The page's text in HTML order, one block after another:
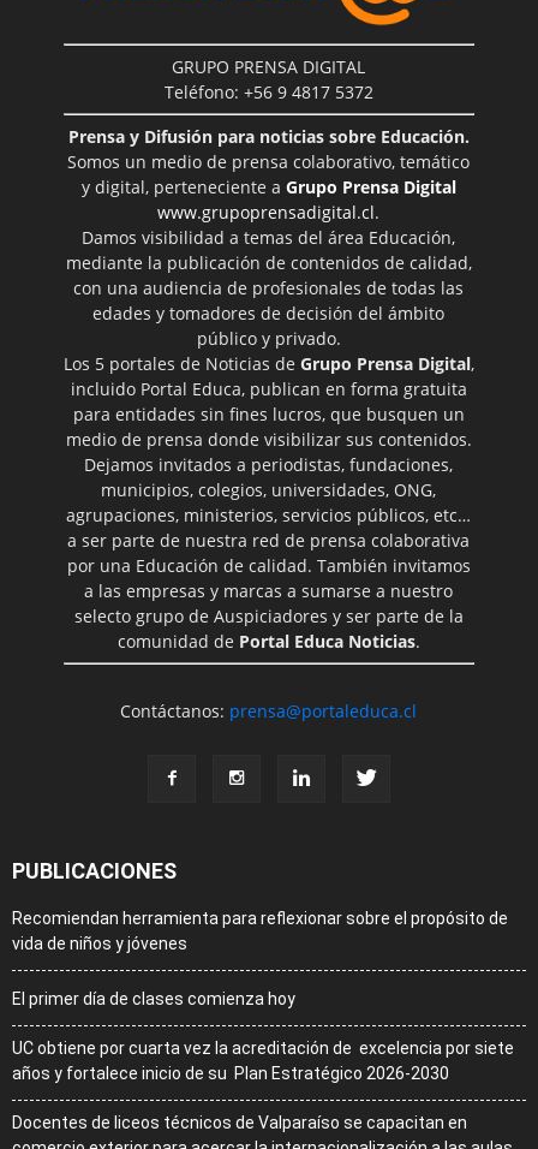
GRUPO PRENSA DIGITAL
Teléfono: +56 9 4817 5372
Prensa y Difusión para noticias sobre Educación.
Somos un medio de prensa colaborativo, temático
y digital, perteneciente a Grupo Prensa Digital
www.grupoprensadigital.cl.
Damos visibilidad a temas del área Educación,
mediante la publicación de contenidos de calidad,
con una audiencia de profesionales de todas las
edades y tomadores de decisión del ámbito
público y privado.
Los 5 portales de Noticias de Grupo Prensa Digital,
incluido Portal Educa, publican en forma gratuita
para entidades sin fines lucros, que busquen un
medio de prensa donde visibilizar sus contenidos.
Dejamos invitados a periodistas, fundaciones,
municipios, colegios, universidades, ONG,
agrupaciones, ministerios, servicios públicos, etc…
a ser parte de nuestra red de prensa colaborativa
por una Educación de calidad. También invitamos
a las empresas y marcas a sumarse a nuestro
selecto grupo de Auspiciadores y ser parte de la
comunidad de Portal Educa Noticias.
Contáctanos: prensa@portaleduca.cl
PUBLICACIONES
Recomiendan herramienta para reflexionar sobre el propósito de
vida de niños y jóvenes
El primer día de clases comienza hoy
UC obtiene por cuarta vez la acreditación de excelencia por siete
años y fortalece inicio de su Plan Estratégico 2026-2030
Docentes de liceos técnicos de Valparaíso se capacitan en